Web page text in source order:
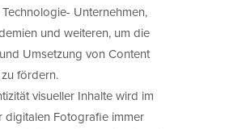
Unternehmen,
und weiteren, um die
Umsetzung von Content
fördern.
visueller Inhalte wird im
digitalen Fotografie immer